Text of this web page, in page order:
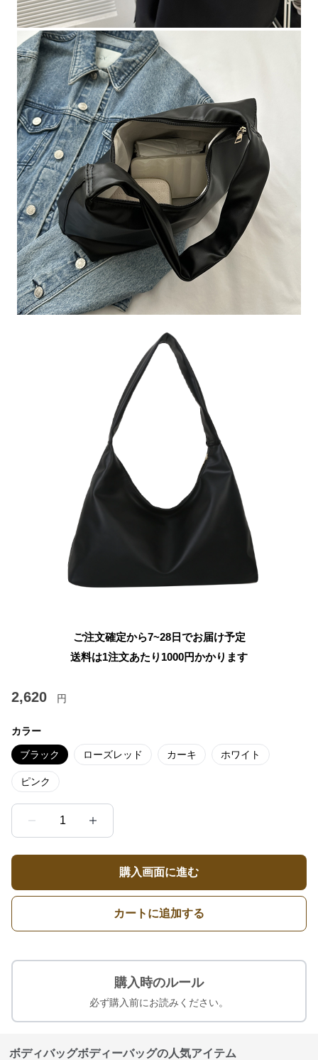
ご注文確定から7~28日でお届け予定
送料は1注文あたり 1000円かかります
2,620 円
カラー
ブラック ローズレッド カーキ ホワイト
ピンク
1
購入画面に進む
カートに追加する
購入時のルール
必ず購入前にお読みください。
ボディバッグボディーバッグの人気アイテム